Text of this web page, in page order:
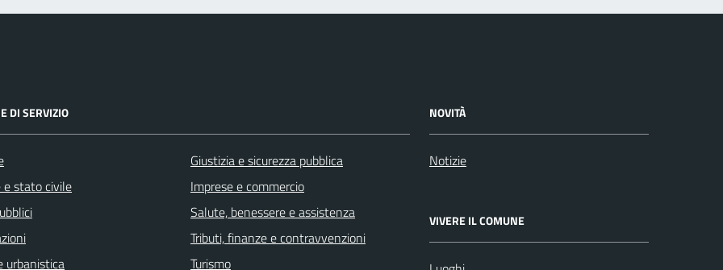
DI SERVIZIO
e stato civile
urbanistica
Giustizia e sicurezza pubblica
Imprese e commercio
Salute, benessere e assistenza
Tributi, finanze e contravvenzioni
Turismo
NOVITÀ
Notizie
VIVERE IL COMUNE